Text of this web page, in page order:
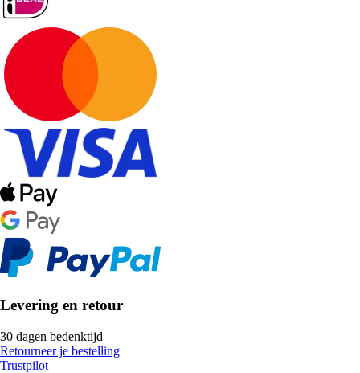
Levering en retour
30 dagen bedenktijd
Retourneer je bestelling
Trustpilot